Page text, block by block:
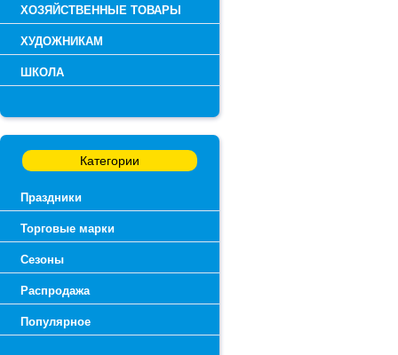
ХОЗЯЙСТВЕННЫЕ ТОВАРЫ
ХУДОЖНИКАМ
ШКОЛА
Категории
Праздники
Торговые марки
Сезоны
Распродажа
Популярное